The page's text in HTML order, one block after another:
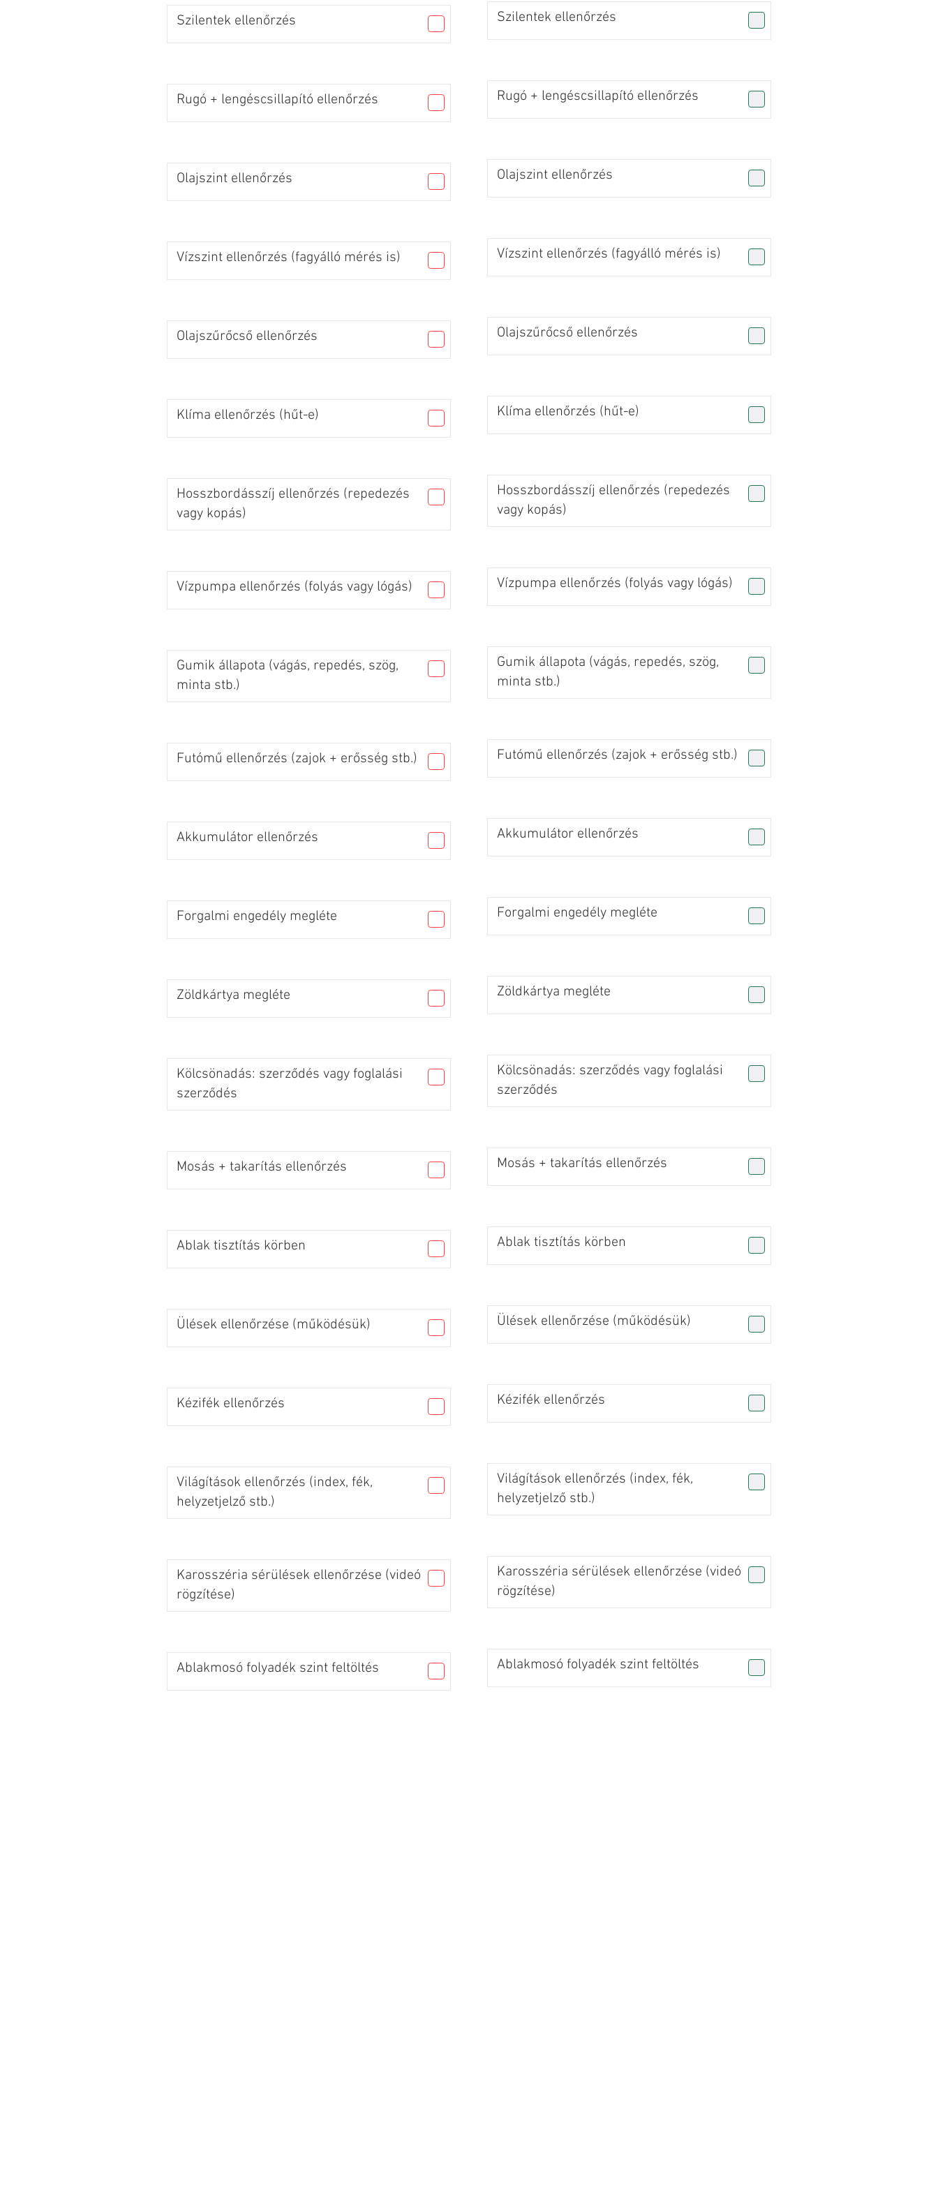
Szilentek ellenőrzés
Rugó + lengéscsillapító ellenőrzés
Olajszint ellenőrzés
Vízszint ellenőrzés (fagyálló mérés is)
Olajszűrőcső ellenőrzés
Klíma ellenőrzés (hűt-e)
Hosszbordásszíj ellenőrzés (repedezés
vagy kopás)
Vízpumpa ellenőrzés (folyás vagy lógás)
Gumik állapota (vágás, repedés, szög,
minta stb.)
Futómű ellenőrzés (zajok + erősség stb.)
Akkumulátor ellenőrzés
Forgalmi engedély megléte
Zöldkártya megléte
Kölcsönadás: szerződés vagy foglalási
szerződés
Mosás + takarítás ellenőrzés
Ablak tisztítás körben
Ülések ellenőrzése (működésük)
Kézifék ellenőrzés
Világítások ellenőrzés (index, fék,
helyzetjelző stb.)
Karosszéria sérülések ellenőrzése (videó
rögzítése)
Ablakmosó folyadék szint feltöltés
Szilentek ellenőrzés
Rugó + lengéscsillapító ellenőrzés
Olajszint ellenőrzés
Vízszint ellenőrzés (fagyálló mérés is)
Olajszűrőcső ellenőrzés
Klíma ellenőrzés (hűt-e)
Hosszbordásszíj ellenőrzés (repedezés
vagy kopás)
Vízpumpa ellenőrzés (folyás vagy lógás)
Gumik állapota (vágás, repedés, szög,
minta stb.)
Futómű ellenőrzés (zajok + erősség stb.)
Akkumulátor ellenőrzés
Forgalmi engedély megléte
Zöldkártya megléte
Kölcsönadás: szerződés vagy foglalási
szerződés
Mosás + takarítás ellenőrzés
Ablak tisztítás körben
Ülések ellenőrzése (működésük)
Kézifék ellenőrzés
Világítások ellenőrzés (index, fék,
helyzetjelző stb.)
Karosszéria sérülések ellenőrzése (videó
rögzítése)
Ablakmosó folyadék szint feltöltés